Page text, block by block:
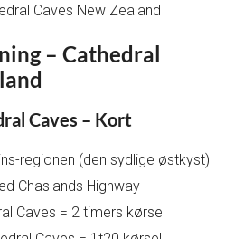
– Cathedral
Caves – Kort
regionen (den sydlige østkyst)
Chaslands Highway
Caves = 2 timers kørsel